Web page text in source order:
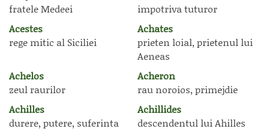
fratele Medeei
impotriva tuturor
Acestes
rege mitic al Siciliei
Achates
prieten loial, prietenul lui
Aeneas
Achelos
zeul raurilor
Acheron
rau noroios, primejdie
Achilles
durere, putere, suferinta
Achillides
descendentul lui Ahilles